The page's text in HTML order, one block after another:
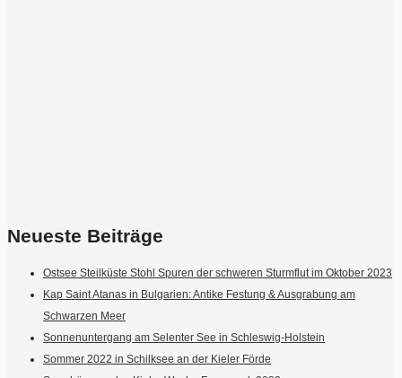
Neueste Beiträge
Ostsee Steilküste Stohl Spuren der schweren Sturmflut im Oktober 2023
Kap Saint Atanas in Bulgarien: Antike Festung & Ausgrabung am
Schwarzen Meer
Sonnenuntergang am Selenter See in Schleswig-Holstein
Sommer 2022 in Schilksee an der Kieler Förde